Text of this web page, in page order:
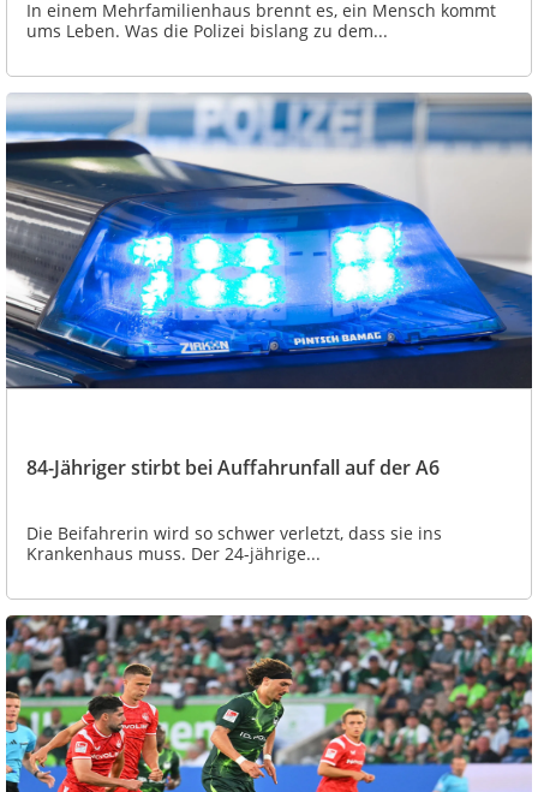
In einem Mehrfamilienhaus brennt es, ein Mensch kommt
ums Leben. Was die Polizei bislang zu dem...
84-Jähriger stirbt bei Auffahrunfall auf der A6
Die Beifahrerin wird so schwer verletzt, dass sie ins
Krankenhaus muss. Der 24-jährige...